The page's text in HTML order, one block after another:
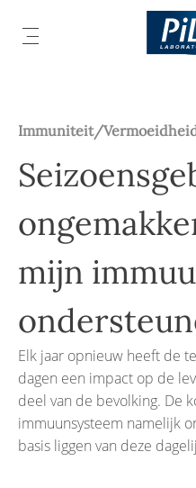
HET
Alle
Immuniteit/
mijn
Elk jaar opnieuw heeft de
dagen een impact op de
deel van de bevolking. De
immuunsysteem namelijk
basis liggen van deze